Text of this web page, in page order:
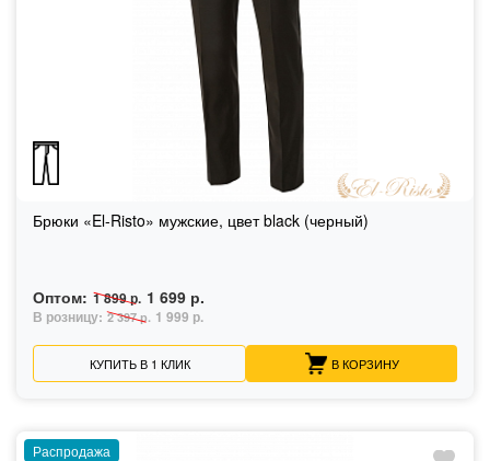
Брюки «El-Risto» мужские, цвет black (черный)
Оптом: 1 899 р. 1 699 р.
В розницу: 2 397 р. 1 999 р.
КУПИТЬ В 1 КЛИК В КОРЗИНУ
Распродажа